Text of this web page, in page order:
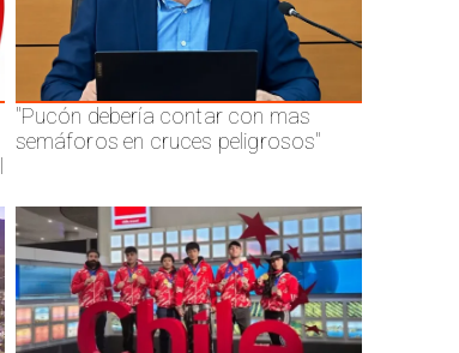
"Pucón debería contar con mas
semáforos en cruces peligrosos"